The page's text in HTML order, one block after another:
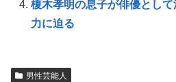
榎木孝明の息子が俳優とし
力に迫る
男性芸能人